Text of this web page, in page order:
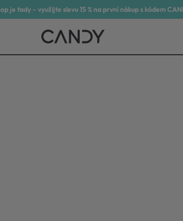
je tady – využijte slevu 15 % na první nákup s kódem